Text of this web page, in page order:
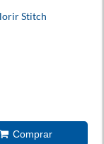
Stitch